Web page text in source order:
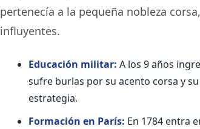
pertenecía a la pequeña nobleza
influyentes.
Educación militar: A los 9 años
sufre burlas por su acento corsa y
estrategia.
Formación en París: En 1784 entra